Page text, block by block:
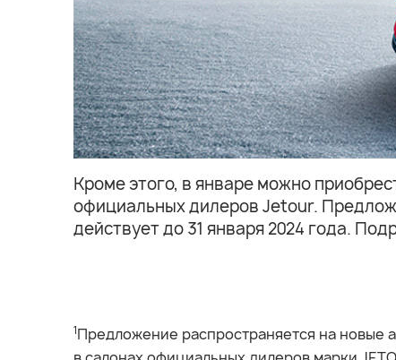
Кроме этого, в январе можно
официальных дилеров Jetour.
действует до 31 января 2024 года.
1Предложение распространяется на новые